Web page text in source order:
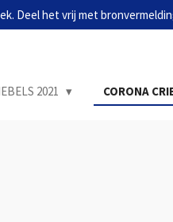
Deel het vrij met
2021 CORONA